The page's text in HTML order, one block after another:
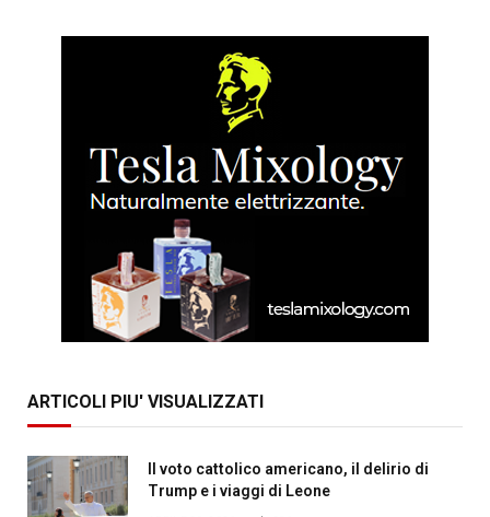
ARTICOLI PIU' VISUALIZZATI
Il voto cattolico americano, il delirio di
Trump e i viaggi di Leone